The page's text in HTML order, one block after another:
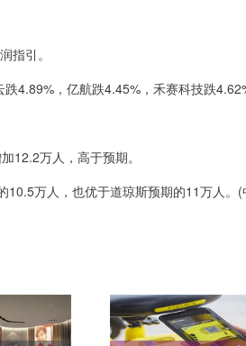
指引。
，亿航跌4.45%，禾赛科技跌
万人，高于预期。
万人，也优于道琼斯预期的11万人。(